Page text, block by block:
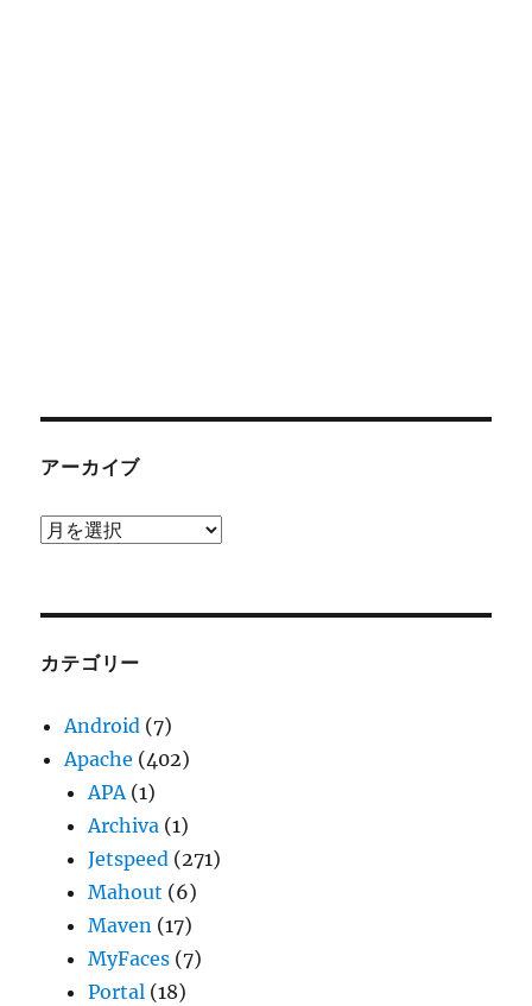
アーカイブ
ア
ブ
カテゴリー
Android (7)
Apache (402)
APA(1)
Archiva (1)
Jetspeed (271)
Mahout (6)
Maven (17)
MyFaces (7)
Portal (18)